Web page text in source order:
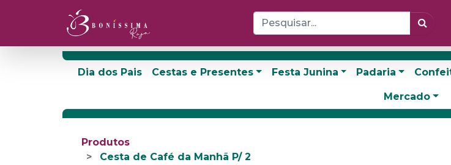
Dia dos Pais Cestas e Presentes Festa Junina Padaria
Mercado
Produtos
Cesta de Café da Manhã P/ 2